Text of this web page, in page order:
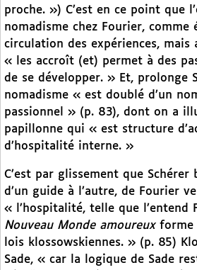
proche. ») C’est en ce point que
nomadisme chez Fourier, comme
circulation des expériences, mais
« les accroît (et) permet à des
de se développer. » Et, prolonge
nomadisme « est doublé d’un
passionnel » (p. 83), dont on a
papillonne qui « est structure
d’hospitalité interne. »
C’est par glissement que Schérer
d’un guide à l’autre, de Fourier
« l’hospitalité, telle que l’entend
Nouveau Monde amoureuxforme
lois klossowskiennes. » (p. 85)
Sade, « car la logique de Sade